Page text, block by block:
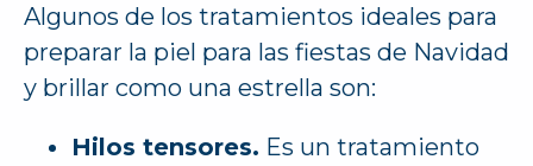
Algunos de los tratamientos ideales para
preparar la piel para las fiestas de Navidad
y brillar como una estrella son:
Hilos tensores. Es un tratamiento